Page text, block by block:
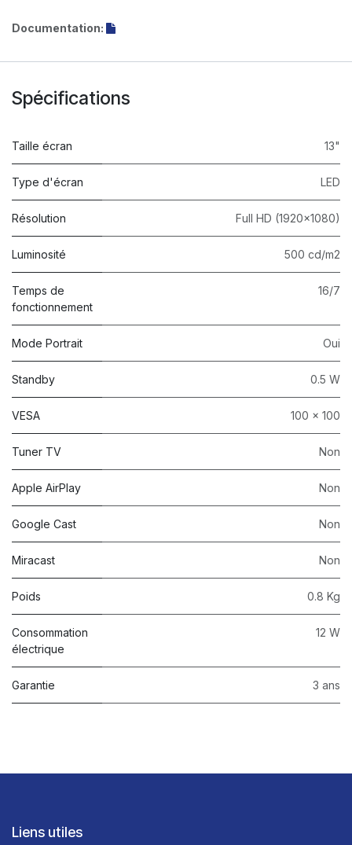
Documentation:
Spécifications
Taille écran 13"
Type d'écran LED
Résolution Full HD (1920x1080)
Luminosité 500 cd/m2
Temps de
fonctionnement
16/7
Mode Portrait Oui
Standby 0.5 W
VESA 100 x 100
Tuner TV Non
Apple AirPlay Non
Google Cast Non
Miracast Non
Poids 0.8 Kg
Consommation
électrique
12 W
Garantie 3 ans
Liens utiles